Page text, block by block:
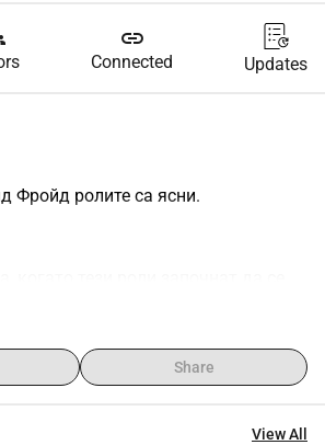
link
Connected Updates
Фройд ролите са ясни.
вдъхновена от
случаи на Зигмунд Фройд.
Share
View All